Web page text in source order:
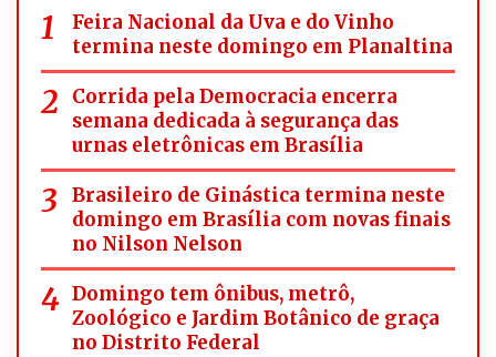
Feira Nacional da Uva e do Vinho
termina neste domingo em Planaltina
Corrida pela Democracia encerra
semana dedicada à segurança das
urnas eletrônicas em Brasília
Brasileiro de Ginástica termina neste
domingo em Brasília com novas finais
no Nilson Nelson
Domingo tem ônibus, metrô,
Zoológico e Jardim Botânico de graça
no Distrito Federal